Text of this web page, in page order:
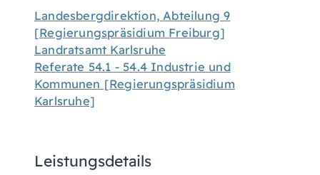
Landesbergdirektion, Abteilung 9
[Regierungspräsidium Freiburg]
Landratsamt Karlsruhe
Referate 54.1 - 54.4 Industrie und
Kommunen [Regierungspräsidium
Karlsruhe]
Leistungsdetails